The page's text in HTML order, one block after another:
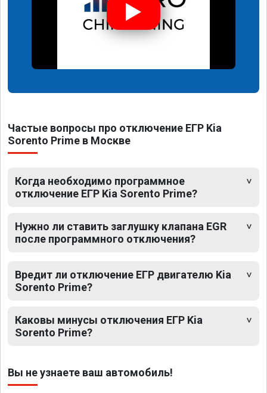
Частые вопросы про отключение ЕГР Kia
Sorento Prime в Москве
Когда необходимо программное
отключение ЕГР Kia Sorento Prime?
Нужно ли ставить заглушку клапана EGR
после программного отключения?
Вредит ли отключение ЕГР двигателю Kia
Sorento Prime?
Каковы минусы отключения ЕГР Kia
Sorento Prime?
Вы не узнаете ваш автомобиль!